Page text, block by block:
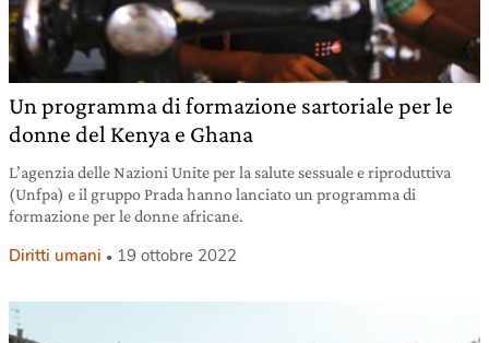
Un programma di formazione sartoriale per le
donne del Kenya e Ghana
L’agenzia delle Nazioni Unite per la salute sessuale e riproduttiva
(Unfpa) e il gruppo Prada hanno lanciato un programma di
formazione per le donne africane.
Diritti umani 19 ottobre 2022